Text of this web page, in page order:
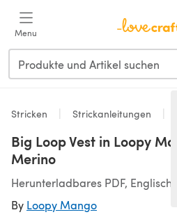
Menu
Stricken Strickanleitungen
Big Loop Vest in Loopy
Merino
Herunterladbares PDF, Englisch
By Loopy Mango